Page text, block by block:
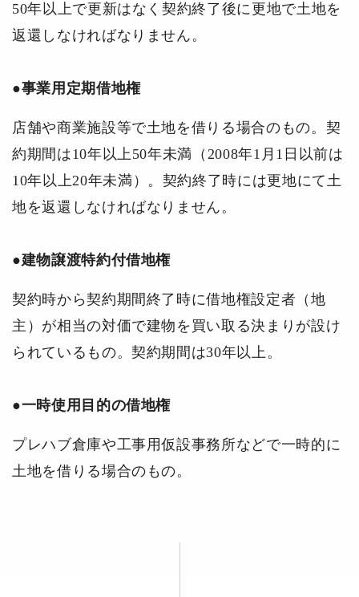
50年以上で更新はなく契約終了後に更地で土地を
返還しなければなりません。
●事業用定期借地権
店舗や商業施設等で土地を借りる場合のもの。契
約期間は10年以上50年未満（2008年1月1日以前は
10年以上20年未満）。契約終了時には更地にて土
地を返還しなければなりません。
●建物譲渡特約付借地権
契約時から契約期間終了時に借地権設定者（地
主）が相当の対価で建物を買い取る決まりが設け
られているもの。契約期間は30年以上。
●一時使用目的の借地権
プレハブ倉庫や工事用仮設事務所などで一時的に
土地を借りる場合のもの。